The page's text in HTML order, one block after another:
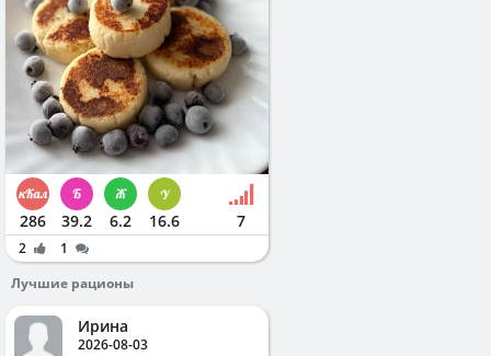
286 39.2 6.2 16.6 7
2
1
Лучшие рационы
Ирина
2026-08-03